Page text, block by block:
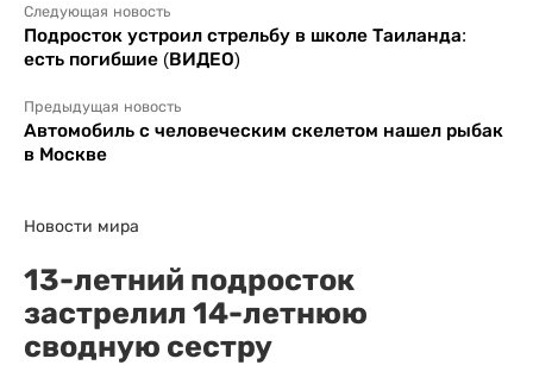
Следующая новость
Подросток устроил стрельбу в школе Таиланда:
есть погибшие (ВИДЕО)
Предыдущая новость
Автомобиль с человеческим скелетом нашел рыбак
в Москве
Новости мира
13-летний подросток
застрелил 14-летнюю
сводную сестру